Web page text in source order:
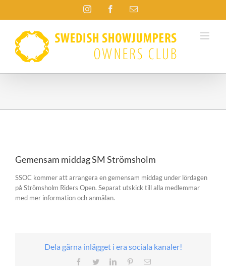
InstagramFacebook
E-
bild
Gemensam middag SM Strömsholm
SSOC kommer att arrangera en gemensam middag under lördagen
på Strömsholm Riders Open. Separat utskick till alla medlemmar
med mer information och anmälan.
Dela gärna inlägget i era sociala kanaler!
FacebookTwitterLinkedInPinterest